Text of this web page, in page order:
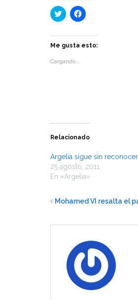
Haz
clic
en
Twitter
(Se
abre
en
Haz
clic
en
Facebook
Me gusta esto:
Cargando...
Relacionado
Argelia sigue sin
25 agosto, 2011
En «Argelia»
Mohamed VI resalta el